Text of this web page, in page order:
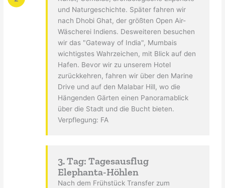
und Naturgeschichte. Später fahren wir
nach Dhobi Ghat, der größten Open Air-
Wäscherei Indiens. Desweiteren besuchen
wir das "Gateway of India", Mumbais
wichtigstes Wahrzeichen, mit Blick auf den
Hafen. Bevor wir zu unserem Hotel
zurückkehren, fahren wir über den Marine
Drive und auf den Malabar Hill, wo die
Hängenden Gärten einen Panoramablick
über die Stadt und die Bucht bieten.
Verpflegung: FA
3. Tag: Tagesausflug
Elephanta-Höhlen
Nach dem Frühstück Transfer zum